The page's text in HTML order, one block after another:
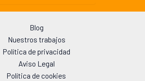
Blog
Nuestros trabajos
Política de privacidad
Aviso Legal
Política de cookies